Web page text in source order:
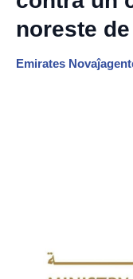
noreste
Emirates